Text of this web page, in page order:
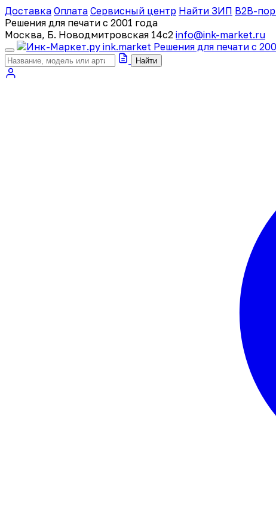
Доставка Оплата Сервисный центр Найти ЗИП B2B-
Решения для печати с 2001 года
Москва, Б. Новодмитровская 14с2 info@ink-market.ru
ink.market Решения для печати с
Найти